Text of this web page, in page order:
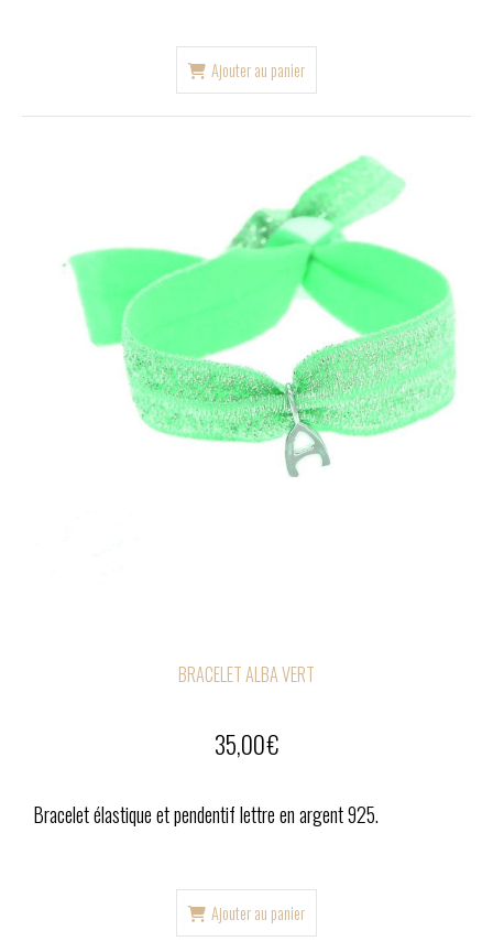
Ajouter au panier
BRACELET ALBA VERT
35,00€
Bracelet élastique et pendentif lettre en argent 925.
Ajouter au panier